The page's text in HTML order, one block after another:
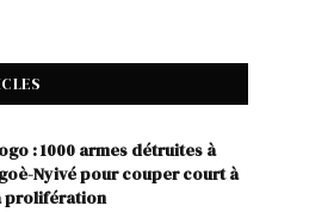
: 1000 armes détruites à
Nyivé pour couper court à
prolifération